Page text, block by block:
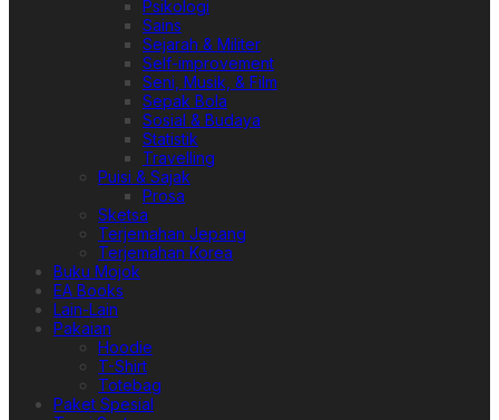
Psikologi
Sains
Sejarah & Militer
Self-improvement
Seni, Musik, & Film
Sepak Bola
Sosial & Budaya
Statistik
Travelling
Puisi & Sajak
Prosa
Sketsa
Terjemahan Jepang
Terjemahan Korea
Buku Mojok
EA Books
Lain-Lain
Pakaian
Hoodie
T-Shirt
Totebag
Paket Spesial